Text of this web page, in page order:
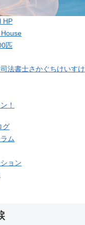
HP
匹
法書士さかぐちけいすけ
！
グ
ム
ョン